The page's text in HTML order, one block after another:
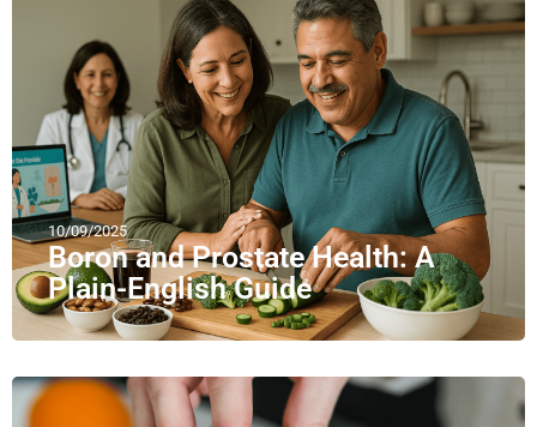
10/09/2025
Boron and Prostate Health: A
Plain-English Guide